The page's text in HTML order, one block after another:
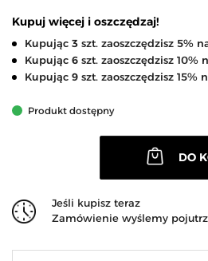
Kupuj więcej i oszczędzaj!
Kupując 3 szt. zaoszczędzisz 5%
Kupując 6 szt. zaoszczędzisz 10%
Kupując 9 szt. zaoszczędzisz 15%
Produkt dostępny
DO
Jeśli kupisz teraz
Zamówienie wyślemy